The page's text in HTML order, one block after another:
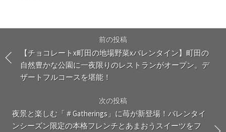
前の投稿
【チョコレートx町田の地場野菜xバレンタイン】町田の
自然豊かな公園に一夜限りのレストランがオープン。デ
ザートフルコースを堪能！
次の投稿
夜景と楽しむ「＃Gatherings」に苺が新登場！バレンタイ
ンシーズン限定の本格フレンチとあまおうスイーツをフ